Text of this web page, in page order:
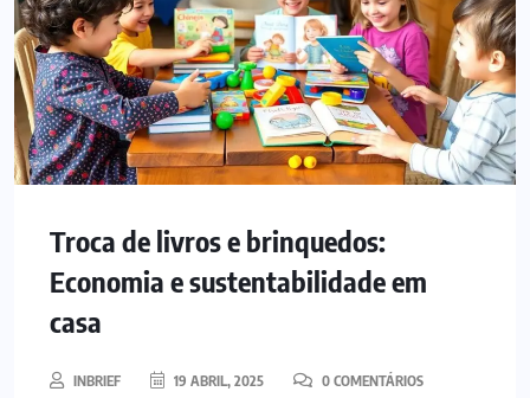
Troca de livros e brinquedos:
Economia e sustentabilidade em
casa
INBRIEF 19 ABRIL, 2025 0 COMENTÁRIOS